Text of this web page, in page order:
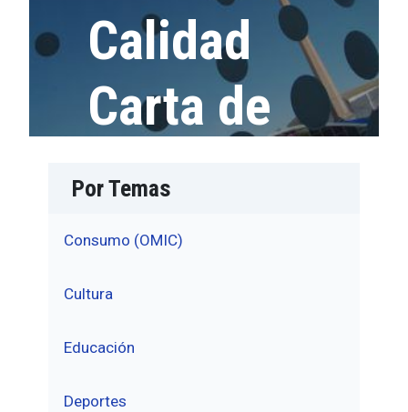
Calidad
Carta de
Por Temas
Consumo (OMIC)
Cultura
Educación
Deportes